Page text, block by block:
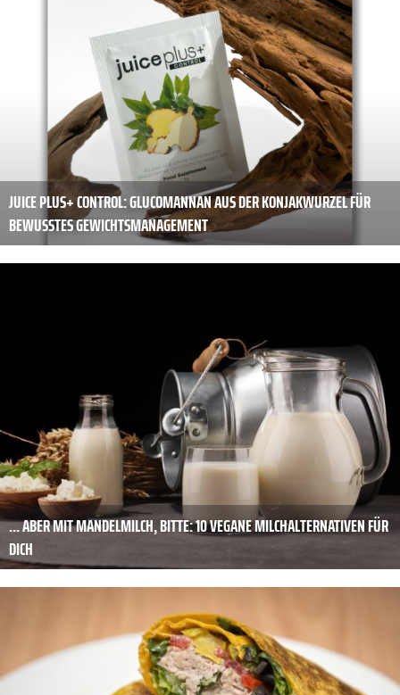
JUICE PLUS+ CONTROL: GLUCOMANNAN AUS DER KONJAKWURZEL FÜR
BEWUSSTES GEWICHTSMANAGEMENT
... ABER MIT MANDELMILCH, BITTE: 10 VEGANE MILCHALTERNATIVEN FÜR
DICH